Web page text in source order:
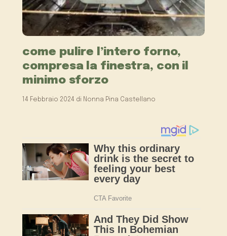
come pulire l’intero forno,
compresa la finestra, con il
minimo sforzo
14 Febbraio 2024 di Nonna Pina Castellano